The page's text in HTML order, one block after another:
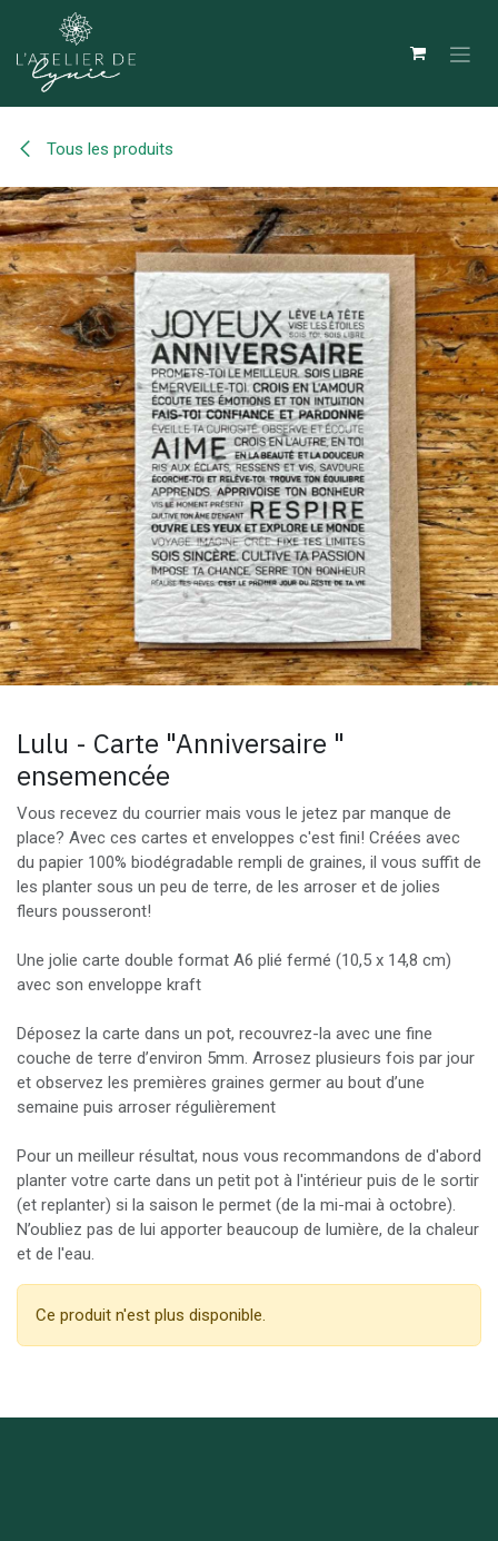
Se rendre au contenu
Tous les produits
Lulu - Carte "Anniversaire "
ensemencée
Vous recevez du courrier mais vous le jetez par manque de
place? Avec ces cartes et enveloppes c'est fini! Créées avec
du papier 100% biodégradable rempli de graines, il vous suffit de
les planter sous un peu de terre, de les arroser et de jolies
fleurs pousseront!
Une jolie carte double format A6 plié fermé (10,5 x 14,8 cm)
avec son enveloppe kraft
Déposez la carte dans un pot, recouvrez-la avec une fine
couche de terre d’environ 5mm. Arrosez plusieurs fois par jour
et observez les premières graines germer au bout d’une
semaine puis arroser régulièrement
Pour un meilleur résultat, nous vous recommandons de d'abord
planter votre carte dans un petit pot à l'intérieur puis de le sortir
(et replanter) si la saison le permet (de la mi-mai à octobre).
N’oubliez pas de lui apporter beaucoup de lumière, de la chaleur
et de l'eau.
Ce produit n'est plus disponible.